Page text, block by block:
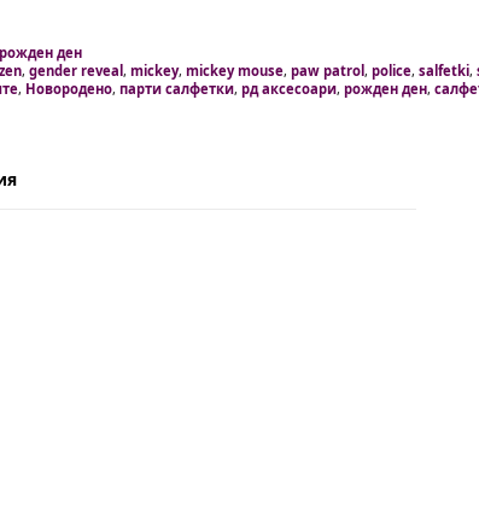
ден
, gender reveal , mickey, mickey mouse, paw patrol , police, salfetki,
, Новородено, парти салфетки, рд аксесоари, рожден ден,